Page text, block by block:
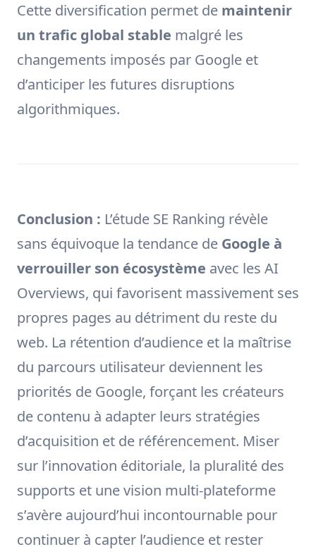
Cette diversification permet de maintenir
un trafic global stable malgré les
changements imposés par Google et
d’anticiper les futures disruptions
algorithmiques.
Conclusion : L’étude SE Ranking révèle
sans équivoque la tendance de Google à
verrouiller son écosystème avec les AI
Overviews, qui favorisent massivement ses
propres pages au détriment du reste du
web. La rétention d’audience et la maîtrise
du parcours utilisateur deviennent les
priorités de Google, forçant les créateurs
de contenu à adapter leurs stratégies
d’acquisition et de référencement. Miser
sur l’innovation éditoriale, la pluralité des
supports et une vision multi-plateforme
s’avère aujourd’hui incontournable pour
continuer à capter l’audience et rester